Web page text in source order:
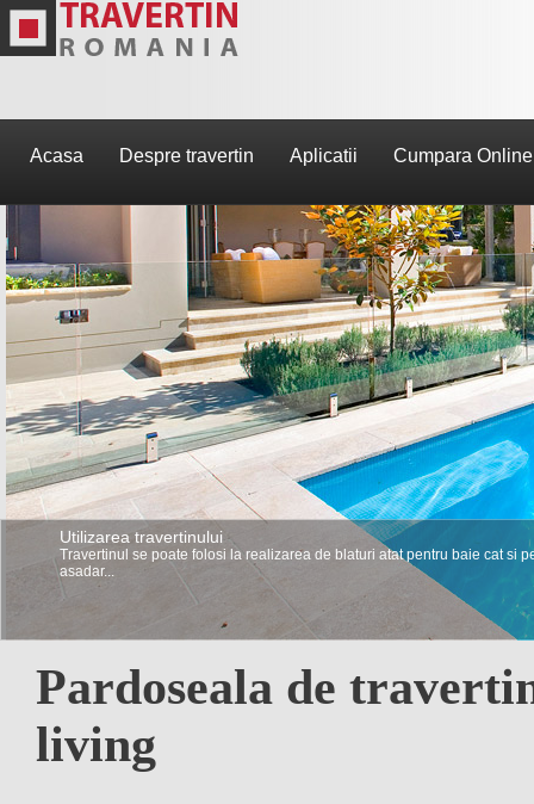
Acasa Despre travertin Aplicatii Cumpara Online
Utilizarea travertinului
Travertinul se poate folosi la realizarea de blaturi atat pentru baie cat si
asadar...
Pardoseala de
living